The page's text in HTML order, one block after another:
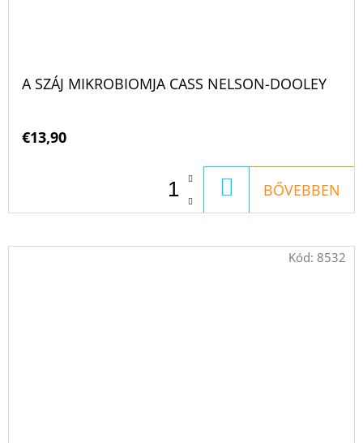
A SZÁJ MIKROBIOMJA CASS NELSON-DOOLEY
€13,90
KOSÁRBA
BŐVEBBEN
Kód: 8532